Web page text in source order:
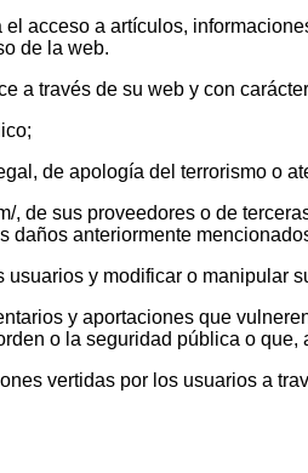
el acceso a artículos,
de la web.
a través de su web y con
de apología del terrorismo o
de sus proveedores o de
daños anteriormente
y modificar o manipular
y aportaciones que
o la seguridad pública o
vertidas por los usuarios a